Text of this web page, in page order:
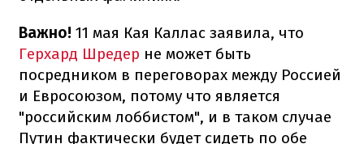
Важно! 11 мая Кая Каллас заявила, что
Герхард Шредер не может быть
посредником в переговорах между Россией
и Евросоюзом, потому что является
"российским лоббистом", и в таком случае
Путин фактически будет сидеть по обе